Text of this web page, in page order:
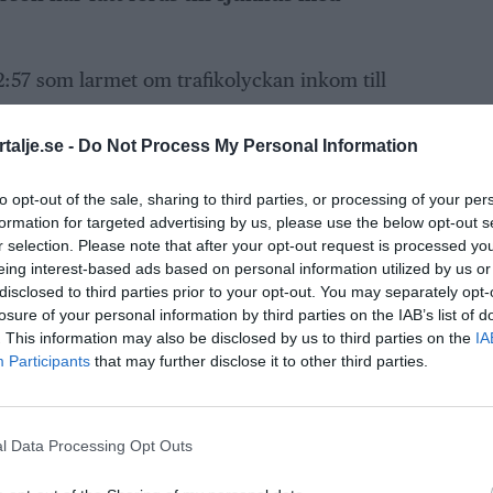
- Do Not Process My Personal Information
opt-out of the sale, sharing to third parties, or processing of your
for targeted advertising by us, please use the below opt-out
selection. Please note that after your opt-out request is processed
interest-based ads based on personal information utilized by us
to third parties prior to your opt-out. You may separately
of your personal information by third parties on the IAB’s list of
This information may also be disclosed by us to third parties on the
Participants that may further disclose it to other third parties.
Data Processing Opt Outs
som larmet om trafikolyckan inkom till
gränd och Hantverkaregatan, när en
in i Audikas lokaler.
ANNONS